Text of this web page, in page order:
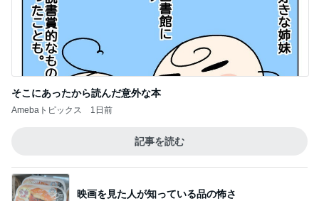
そこにあったから読んだ意外な本
Amebaトピックス 1日前
記事を読む
映画を見た人が知っている品の怖さ